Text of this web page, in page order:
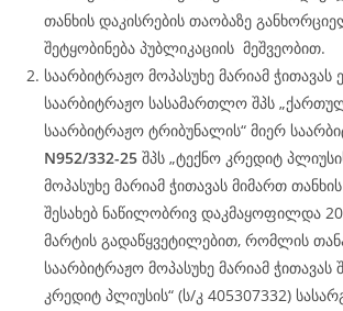
თანხის დაკისრების თაობაზე
შეტყობინება პუბლიკაციის მეშვეობით.
საარბიტრაჟო მოპასუხე მარიამ
საარბიტრაჟო სასამართლო შპს
საარბიტრაჟო ტრიბუნალის“ მიერ
N952/332-25 შპს „ტექნო კრედიტ
მოპასუხე მარიამ ჭითავას მიმართ
შესახებ ნაწილობრივ დაკმაყოფილდა
მარტის გადაწყვეტილებით, რომლის
საარბიტრაჟო მოპასუხე მარიამ ჭითავას
კრედიტ პლიუსის“ (ს/კ 405307332)